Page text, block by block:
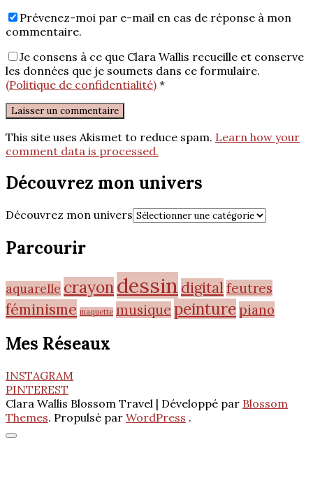
Prévenez-moi par e-mail en cas de réponse à mon
commentaire.
Je consens à ce que Clara Wallis recueille et conserve
les données que je soumets dans ce formulaire.
(Politique de confidentialité) *
This site uses Akismet to reduce spam. Learn how your
comment data is processed.
Découvrez mon univers
Découvrez mon univers
Parcourir
aquarelle crayondessin digitalfeutres
féminisme maquette musique peinturepiano
Mes Réseaux
INSTAGRAM
PINTEREST
Clara Wallis Blossom Travel | Développé par Blossom
Themes. Propulsé par WordPress .